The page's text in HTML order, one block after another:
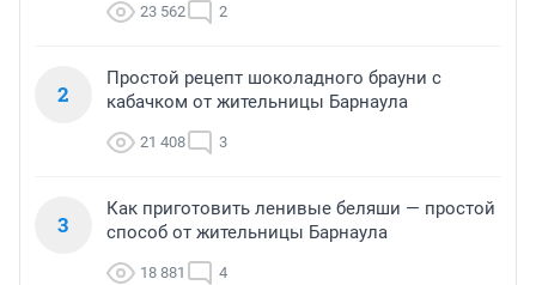
23 562 2
2
Простой рецепт шоколадного брауни с
кабачком от жительницы Барнаула
21 408 3
3
Как приготовить ленивые беляши — простой
способ от жительницы Барнаула
18 881 4